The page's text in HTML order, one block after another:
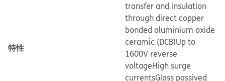
特性
transfer and insulation
through direct copper
bonded aluminium oxide
ceramic (DCB)Up to
1600V reverse
voltageHigh surge
currentsGlass passived